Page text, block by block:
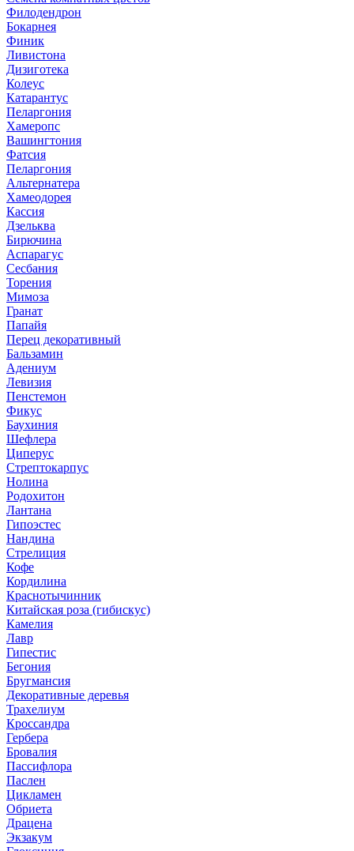
Филодендрон
Бокарнея
Финик
Ливистона
Дизиготека
Колеус
Катарантус
Пеларгония
Хамеропс
Вашингтония
Фатсия
Пеларгония
Альтернатера
Хамеодорея
Кассия
Дзельква
Бирючина
Аспарагус
Сесбания
Торения
Мимоза
Гранат
Папайя
Перец декоративный
Бальзамин
Адениум
Левизия
Пенстемон
Фикус
Баухиния
Шефлера
Циперус
Стрептокарпус
Нолина
Родохитон
Лантана
Гипоэстес
Нандина
Стрелиция
Кофе
Кордилина
Краснотычинник
Китайская роза (гибискус)
Камелия
Лавр
Гипестис
Бегония
Бругмансия
Декоративные деревья
Трахелиум
Кроссандра
Гербера
Бровалия
Пассифлора
Паслен
Цикламен
Обриета
Драцена
Экзакум